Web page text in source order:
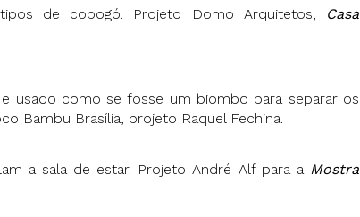
de cobogó. Projeto Domo Arquitetos,
Casa
usado como se fosse um biombo para separar os
Bambu Brasília, projeto Raquel Fechina.
a sala de estar. Projeto André Alf para a Mostra